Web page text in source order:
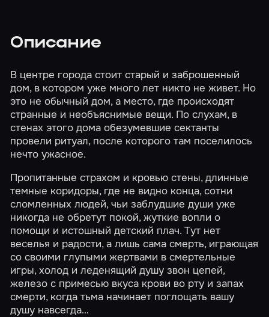
Описание
В центре города стоит старый и заброшенный
дом, в котором уже много лет никто не живет. Но
это не обычный дом, а место, где происходят
странные и необъяснимые вещи. По слухам, в
стенах этого дома обезумевшие сектанты
провели ритуал, после которого там поселилось
нечто ужасное.
Пропитанные страхом и кровью стены, длинные
темные коридоры, где не видно конца, сотни
сломленных людей, чьи заблудшие души уже
никогда не обретут покой, жуткие вопли о
помощи и истошный детский плач. Тут нет
веселья и радости, а лишь сама смерть, играющая
со своими глупыми жертвами в смертельные
игры, холод и леденящий душу звон цепей,
железо с примесью вкуса крови во рту и запах
смерти, когда тьма начинает поглощать вашу
душу навсегда…